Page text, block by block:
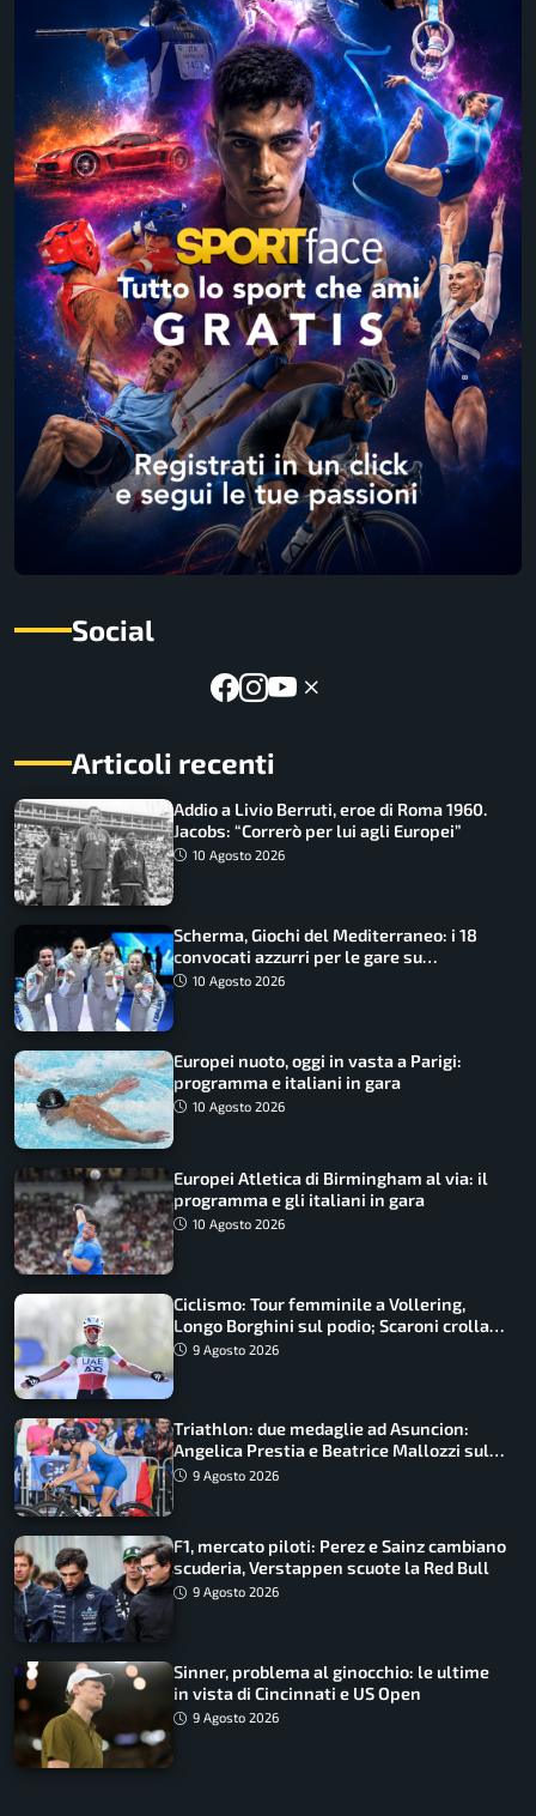
Social
Articoli recenti
Addio a Livio Berruti, eroe di Roma 1960.
Jacobs: “Correrò per lui agli Europei”
10 Agosto 2026
Scherma, Giochi del Mediterraneo: i 18
convocati azzurri per le gare su
SportFaceTV
10 Agosto 2026
Europei nuoto, oggi in vasta a Parigi:
programma e italiani in gara
10 Agosto 2026
Europei Atletica di Birmingham al via: il
programma e gli italiani in gara
10 Agosto 2026
Ciclismo: Tour femminile a Vollering,
Longo Borghini sul podio; Scaroni crolla
in Polonia
9 Agosto 2026
Triathlon: due medaglie ad Asuncion:
Angelica Prestia e Beatrice Mallozzi sul
podio
9 Agosto 2026
F1, mercato piloti: Perez e Sainz cambiano
scuderia, Verstappen scuote la Red Bull
9 Agosto 2026
Sinner, problema al ginocchio: le ultime
in vista di Cincinnati e US Open
9 Agosto 2026